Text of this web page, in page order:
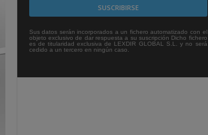
Sus datos serán incorporados a un fichero automatizado con el
objeto exclusivo de dar respuesta a su suscripción Dicho fichero
es de titularidad exclusiva de LEXDIR GLOBAL S.L. y no será
cedido a un tercero en ningún caso.